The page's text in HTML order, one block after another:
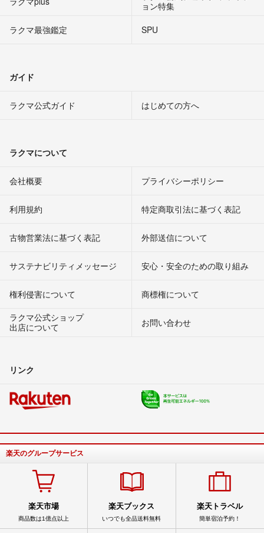
ョン特集
ラクマ最強鑑定
SPU
ガイド
ラクマ公式ガイド はじめての方へ
ラクマについて
会社概要 プライバシーポリシー
利用規約 特定商取引法に基づく表記
古物営業法に基づく表記 外部送信について
サステナビリティメッセージ 安心・安全のための取り組み
権利侵害について
商標権について
ラクマ公式ショップ
出店について
お問い合わせ
リンク
楽天のグループサービス
楽天市場
商品数は1億点以上
楽天ブックス
いつでも全品送料無料
楽天トラベル
簡単宿泊予約！